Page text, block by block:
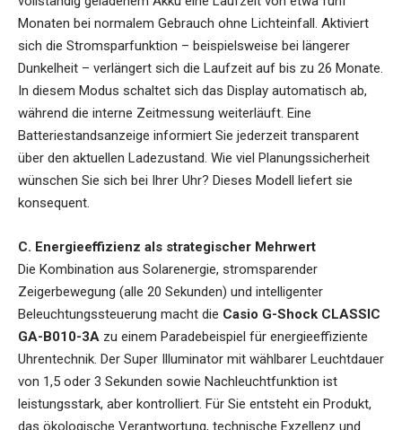
Monaten bei normalem Gebrauch ohne Lichteinfall. Aktiviert
sich die Stromsparfunktion – beispielsweise bei längerer
Dunkelheit – verlängert sich die Laufzeit auf bis zu 26 Monate.
In diesem Modus schaltet sich das Display automatisch ab,
während die interne Zeitmessung weiterläuft. Eine
Batteriestandsanzeige informiert Sie jederzeit transparent
über den aktuellen Ladezustand. Wie viel Planungssicherheit
wünschen Sie sich bei Ihrer Uhr? Dieses Modell liefert sie
konsequent.
C. Energieeffizienz als strategischer Mehrwert
Die Kombination aus Solarenergie, stromsparender
Zeigerbewegung (alle 20 Sekunden) und intelligenter
Beleuchtungssteuerung macht die Casio G-Shock CLASSIC
GA-B010-3A zu einem Paradebeispiel für energieeffiziente
Uhrentechnik. Der Super Illuminator mit wählbarer Leuchtdauer
von 1,5 oder 3 Sekunden sowie Nachleuchtfunktion ist
leistungsstark, aber kontrolliert. Für Sie entsteht ein Produkt,
das ökologische Verantwortung, technische Exzellenz und